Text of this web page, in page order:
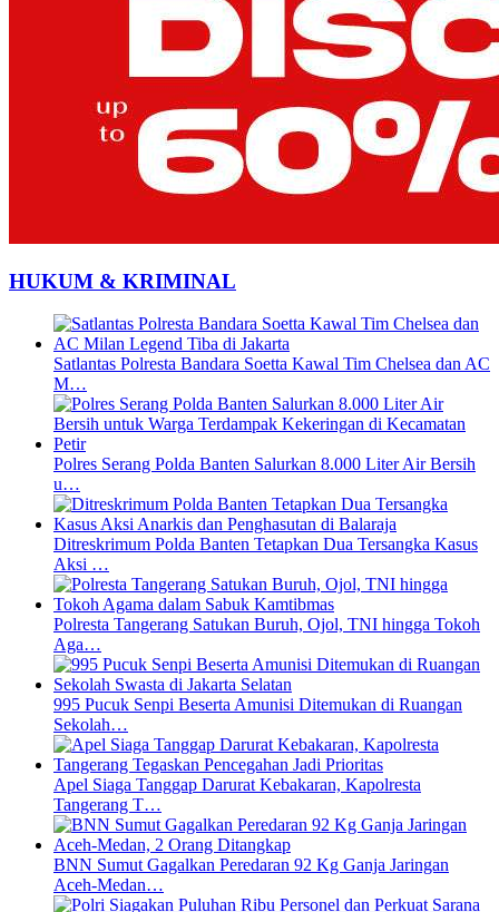
HUKUM & KRIMINAL
Satlantas Polresta Bandara Soetta Kawal Tim Chelsea dan AC
M…
Polres Serang Polda Banten Salurkan 8.000 Liter Air Bersih
u…
Ditreskrimum Polda Banten Tetapkan Dua Tersangka Kasus
Aksi …
Polresta Tangerang Satukan Buruh, Ojol, TNI hingga Tokoh
Aga…
995 Pucuk Senpi Beserta Amunisi Ditemukan di Ruangan
Sekolah…
Apel Siaga Tanggap Darurat Kebakaran, Kapolresta
Tangerang T…
BNN Sumut Gagalkan Peredaran 92 Kg Ganja Jaringan
Aceh-Medan…